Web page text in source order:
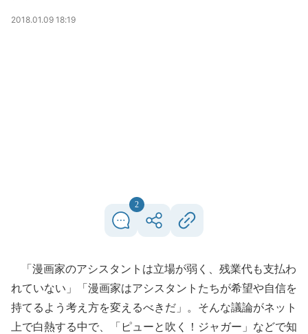
2018.01.09 18:19
2
「漫画家のアシスタントは立場が弱く、残業代も支払わ
れていない」「漫画家はアシスタントたちが希望や自信を
持てるよう考え方を変えるべきだ」。そんな議論がネット
上で白熱する中で、「ピューと吹く！ジャガー」などで知